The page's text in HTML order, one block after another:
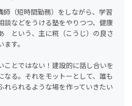
師（短時間勤務）をしながら、学習
談などをうける塾をやりつつ、健康
という、主に糀（こうじ）の良さ
す。
ことではない！建設的に話し合いを
なる。それをモットーとして、誰も
れられるような場を作っていきたい